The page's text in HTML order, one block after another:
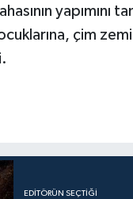
yapımını
çim
EDITÖRÜN SEÇTIĞI